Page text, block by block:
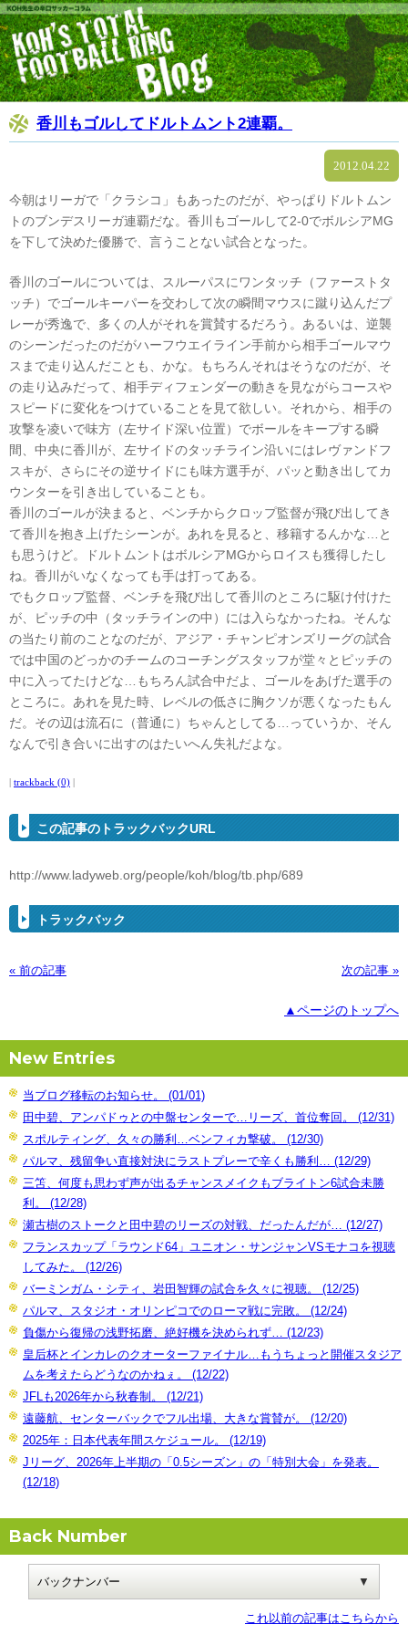
香川もゴルしてドルトムント2連覇。
2012.04.22
今朝はリーガで「クラシコ」もあったのだが、やっぱりドルトムン
トのブンデスリーガ連覇だな。香川もゴールして2-0でボルシアMG
を下して決めた優勝で、言うことない試合となった。
香川のゴールについては、スルーパスにワンタッチ（ファーストタ
ッチ）でゴールキーパーを交わして次の瞬間マウスに蹴り込んだプ
レーが秀逸で、多くの人がそれを賞賛するだろう。あるいは、逆襲
のシーンだったのだがハーフウエイライン手前から相手ゴールマウ
スまで走り込んだことも、かな。もちろんそれはそうなのだが、そ
の走り込みだって、相手ディフェンダーの動きを見ながらコースや
スピードに変化をつけていることを見て欲しい。それから、相手の
攻撃を凌いで味方（左サイド深い位置）でボールをキープする瞬
間、中央に香川が、左サイドのタッチライン沿いにはレヴァンドフ
スキが、さらにその逆サイドにも味方選手が、パッと動き出してカ
ウンターを引き出していることも。
香川のゴールが決まると、ベンチからクロップ監督が飛び出してき
て香川を抱き上げたシーンが。あれを見ると、移籍するんかな…と
も思うけど。ドルトムントはボルシアMGからロイスも獲得したし
ね。香川がいなくなっても手は打ってある。
でもクロップ監督、ベンチを飛び出して香川のところに駆け付けた
が、ピッチの中（タッチラインの中）には入らなかったね。そんな
の当たり前のことなのだが、アジア・チャンピオンズリーグの試合
では中国のどっかのチームのコーチングスタッフが堂々とピッチの
中に入ってたけどな…もちろん試合中だよ、ゴールをあげた選手の
ところに。あれを見た時、レベルの低さに胸クソが悪くなったもん
だ。その辺は流石に（普通に）ちゃんとしてる…っていうか、そん
なんで引き合いに出すのはたいへん失礼だよな。
| trackback (0) |
この記事のトラックバックURL
http://www.ladyweb.org/people/koh/blog/tb.php/689
トラックバック
« 前の記事 次の記事 »
▲ページのトップへ
New Entries
当ブログ移転のお知らせ。 (01/01)
田中碧、アンパドゥとの中盤センターで…リーズ、首位奪回。 (12/31)
スポルティング、久々の勝利…ベンフィカ撃破。 (12/30)
パルマ、残留争い直接対決にラストプレーで辛くも勝利… (12/29)
三笘、何度も思わず声が出るチャンスメイクもブライトン6試合未勝
利。 (12/28)
瀬古樹のストークと田中碧のリーズの対戦、だったんだが… (12/27)
フランスカップ「ラウンド64」ユニオン・サンジャンVSモナコを視聴
してみた。 (12/26)
バーミンガム・シティ、岩田智輝の試合を久々に視聴。 (12/25)
パルマ、スタジオ・オリンピコでのローマ戦に完敗。 (12/24)
負傷から復帰の浅野拓磨、絶好機を決められず… (12/23)
皇后杯とインカレのクオーターファイナル…もうちょっと開催スタジア
ムを考えたらどうなのかねぇ。 (12/22)
JFLも2026年から秋春制。 (12/21)
遠藤航、センターバックでフル出場、大きな賞賛が。 (12/20)
2025年：日本代表年間スケジュール。 (12/19)
Jリーグ、2026年上半期の「0.5シーズン」の「特別大会」を発表。
(12/18)
Back Number
これ以前の記事はこちらから